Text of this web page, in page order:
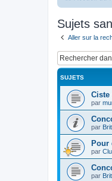
Sujets
Aller sur la
SUJETS
Ciste
par
par
Pour
par
par